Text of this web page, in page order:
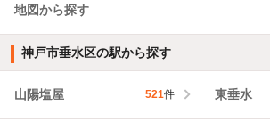
地図から探す
神戸市垂水区の駅から探す
山陽塩屋 521件 東垂水